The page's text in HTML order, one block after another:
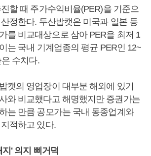
할 때 주가수익비율(PER)을 기준으
정한다. 두산밥캣은 미국과 일본 등
를 비교대상으로 삼아 PER을 최저 1
는 국내 기계업종의 평균 PER인 12~
수치다.
캣의 영업장이 대부분 해외에 있기
와 비교했다고 해명했지만 증권가는
는 만큼 공모가는 국내 동종업계와
적하고 있다.
' 의지 삐거덕